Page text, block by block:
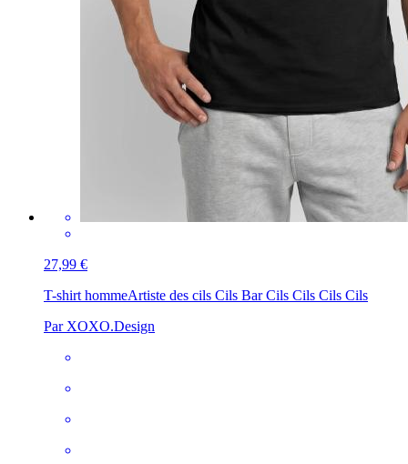
27,99 €
T-shirt hommeArtiste des cils Cils Bar Cils Cils Cils Cils
Par XOXO.Design